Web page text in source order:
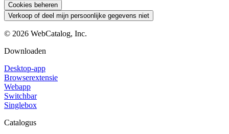
Cookies beheren
Verkoop of deel mijn persoonlijke gegevens niet
© 2026 WebCatalog, Inc.
Downloaden
Desktop-app
Browserextensie
Webapp
Switchbar
Singlebox
Catalogus